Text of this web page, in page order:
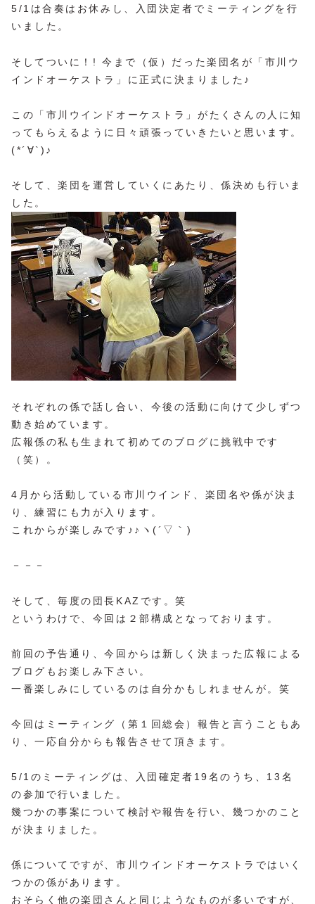
5/1は合奏はお休みし、入団決定者でミーティングを行
いました。
そしてついに！! 今まで（仮）だった楽団名が「市川ウ
インドオーケストラ」に正式に決まりました♪
この「市川ウインドオーケストラ」がたくさんの人に知
ってもらえるように日々頑張っていきたいと思います。
(*´∀`)♪
そして、楽団を運営していくにあたり、係決めも行いま
した。
それぞれの係で話し合い、今後の活動に向けて少しずつ
動き始めています。
広報係の私も生まれて初めてのブログに挑戦中です
（笑）。
4月から活動している市川ウインド、楽団名や係が決ま
り、練習にも力が入ります。
これからが楽しみです♪♪ヽ(´▽｀)
－－－
そして、毎度の団長KAZです。笑
というわけで、今回は２部構成となっております。
前回の予告通り、今回からは新しく決まった広報による
ブログもお楽しみ下さい。
一番楽しみにしているのは自分かもしれませんが。笑
今回はミーティング（第１回総会）報告と言うこともあ
り、一応自分からも報告させて頂きます。
5/1のミーティングは、入団確定者19名のうち、13名
の参加で行いました。
幾つかの事案について検討や報告を行い、幾つかのこと
が決まりました。
係についてですが、市川ウインドオーケストラではいく
つかの係があります。
おそらく他の楽団さんと同じようなものが多いですが、